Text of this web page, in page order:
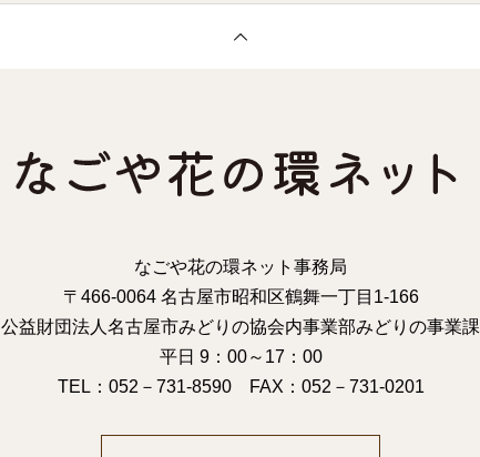
なごや花の環ネット事務局
〒466-0064 名古屋市昭和区鶴舞一丁目1-166
公益財団法人名古屋市みどりの協会内事業部みどりの事業課
平日 9：00～17：00
TEL：052－731-8590 FAX：052－731-0201